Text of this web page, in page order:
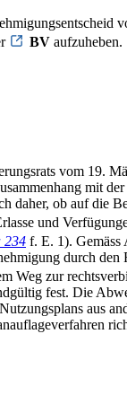
BV aufzuheben.
vom 19.
mit
ob auf die
und
234 f. E. 1). Gemäss
durch
Weg zur
fest. Die
aus